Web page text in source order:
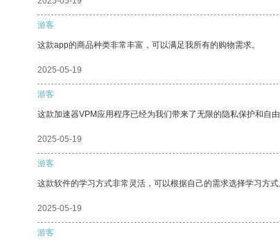
游客
这款app的商品种类非常丰富，可以满足我所有的购物需求。
2025-05-19
游客
这款加速器VPM应用程序已经为我们带来了无限的隐私保护和自由
2025-05-19
游客
这款软件的学习方式非常灵活，可以根据自己的需求选择学习方式
2025-05-19
游客